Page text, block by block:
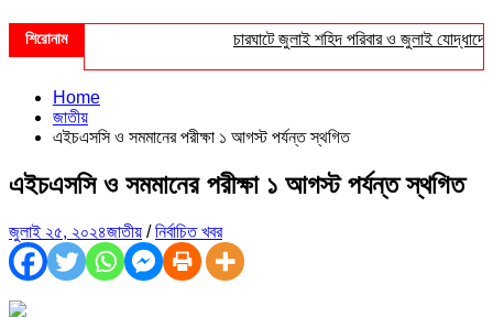
শিরোনাম চারঘাটে জুলাই শহিদ পরিবার ও জুলাই যোদ্ধাদের
Home
জাতীয়
এইচএসসি ও সমমানের পরীক্ষা ১ আগস্ট পর্যন্ত স্থগিত
এইচএসসি ও সমমানের পরীক্ষা ১ আগস্ট পর্যন্ত স্থগিত
জুলাই ২৫, ২০২৪জাতীয় /নির্বাচিত খবর